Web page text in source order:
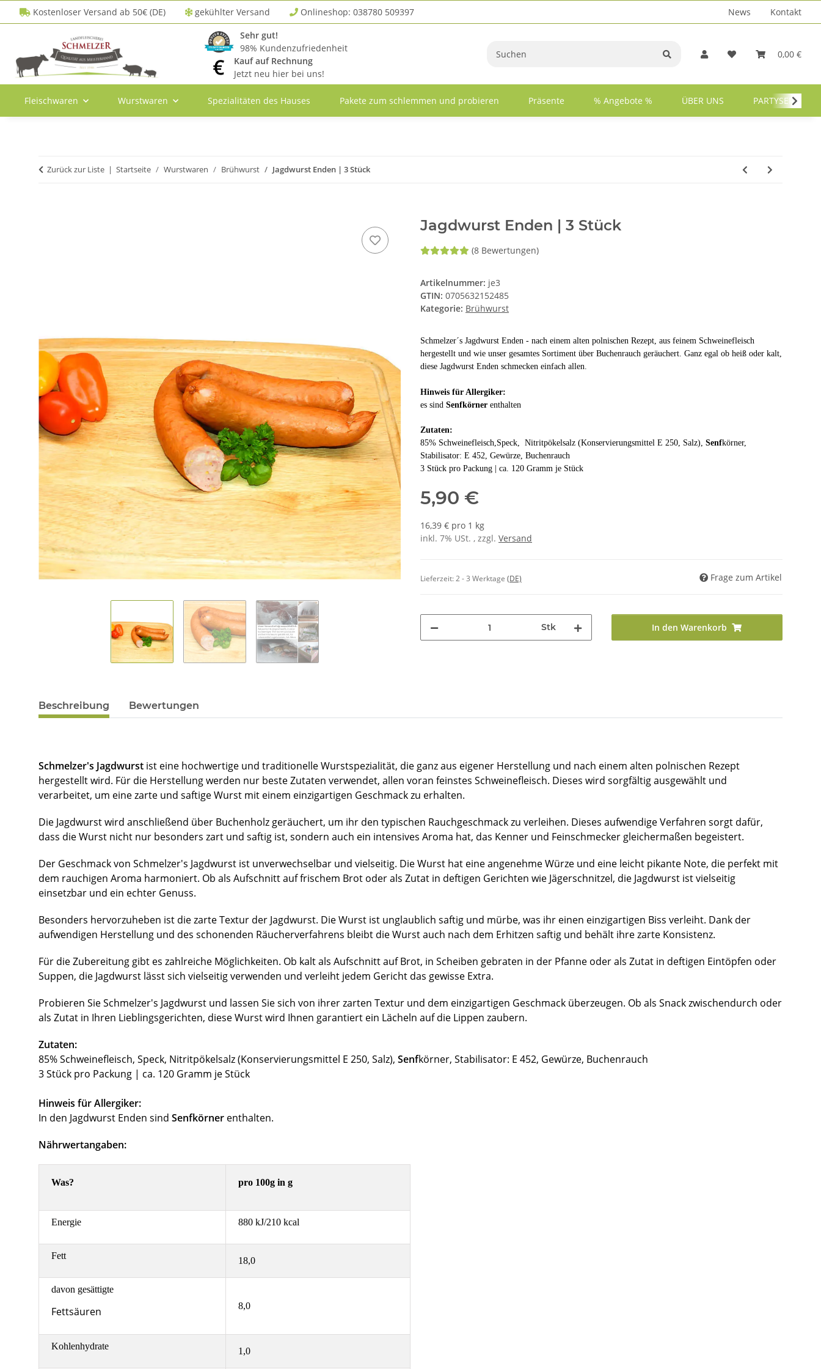
News Kontakt
Kostenloser Versand ab 50€ (DE) gekühlter Versand
Onlineshop: 038780 509397
Sehr gut!
98% Kundenzufriedenheit
Kauf auf Rechnung
Jetzt neu hier bei uns!
0,00 €
Fleischwaren Wurstwaren Spezialitäten des Hauses Pakete zum schlemmen und probieren Präsente % Angebote % ÜBER UNS PARTYSERVICE
Zurück zur Liste Startseite Wurstwaren Brühwurst Jagdwurst Enden | 3 Stück
Jagdwurst Enden | 3 Stück
(8 Bewertungen)
Artikelnummer: je3
GTIN: 0705632152485
Kategorie: Brühwurst
Schmelzer´s Jagdwurst Enden - nach einem alten polnischen Rezept, aus feinem Schweinefleisch
hergestellt und wie unser gesamtes Sortiment über Buchenrauch geräuchert. Ganz egal ob heiß oder kalt,
diese Jagdwurst Enden schmecken einfach allen.
Hinweis für Allergiker:
es sind Senfkörner enthalten
Zutaten:
85% Schweinefleisch,Speck, Nitritpökelsalz (Konservierungsmittel E 250, Salz), Senfkörner,
Stabilisator: E 452, Gewürze, Buchenrauch
3 Stück pro Packung | ca. 120 Gramm je Stück
5,90 €
16,39 € pro 1 kg
inkl. 7% USt. , zzgl. Versand
Lieferzeit:2 - 3 Werktage (DE) Frage zum Artikel
Stk In den Warenkorb
Beschreibung Bewertungen
Schmelzer's Jagdwurst ist eine hochwertige und traditionelle Wurstspezialität, die ganz aus eigener Herstellung und nach einem alten polnischen Rezept
hergestellt wird. Für die Herstellung werden nur beste Zutaten verwendet, allen voran feinstes Schweinefleisch. Dieses wird sorgfältig ausgewählt und
verarbeitet, um eine zarte und saftige Wurst mit einem einzigartigen Geschmack zu erhalten.
Die Jagdwurst wird anschließend über Buchenholz geräuchert, um ihr den typischen Rauchgeschmack zu verleihen. Dieses aufwendige Verfahren sorgt dafür,
dass die Wurst nicht nur besonders zart und saftig ist, sondern auch ein intensives Aroma hat, das Kenner und Feinschmecker gleichermaßen begeistert.
Der Geschmack von Schmelzer's Jagdwurst ist unverwechselbar und vielseitig. Die Wurst hat eine angenehme Würze und eine leicht pikante Note, die perfekt mit
dem rauchigen Aroma harmoniert. Ob als Aufschnitt auf frischem Brot oder als Zutat in deftigen Gerichten wie Jägerschnitzel, die Jagdwurst ist vielseitig
einsetzbar und ein echter Genuss.
Besonders hervorzuheben ist die zarte Textur der Jagdwurst. Die Wurst ist unglaublich saftig und mürbe, was ihr einen einzigartigen Biss verleiht. Dank der
aufwendigen Herstellung und des schonenden Räucherverfahrens bleibt die Wurst auch nach dem Erhitzen saftig und behält ihre zarte Konsistenz.
Für die Zubereitung gibt es zahlreiche Möglichkeiten. Ob kalt als Aufschnitt auf Brot, in Scheiben gebraten in der Pfanne oder als Zutat in deftigen Eintöpfen oder
Suppen, die Jagdwurst lässt sich vielseitig verwenden und verleiht jedem Gericht das gewisse Extra.
Probieren Sie Schmelzer's Jagdwurst und lassen Sie sich von ihrer zarten Textur und dem einzigartigen Geschmack überzeugen. Ob als Snack zwischendurch oder
als Zutat in Ihren Lieblingsgerichten, diese Wurst wird Ihnen garantiert ein Lächeln auf die Lippen zaubern.
Zutaten:
85% Schweinefleisch, Speck, Nitritpökelsalz (Konservierungsmittel E 250, Salz), Senfkörner, Stabilisator: E 452, Gewürze, Buchenrauch
3 Stück pro Packung | ca. 120 Gramm je Stück
Hinweis für Allergiker:
In den Jagdwurst Enden sind Senfkörner enthalten.
Nährwertangaben:
Was? pro 100g in g
Energie 880 kJ/210 kcal
Fett 18,0
davon gesättigte
Fettsäuren 8,0
Kohlenhydrate 1,0